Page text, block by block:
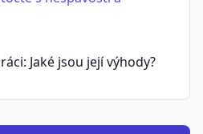
Jaké jsou její výhody?